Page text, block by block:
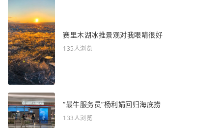
赛里木湖冰推景观对我眼睛很好
135人浏览
“最牛服务员”杨利娟回归海底捞
133人浏览